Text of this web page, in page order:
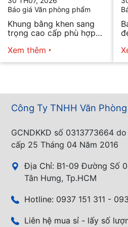
Báo giá Văn phòng phẩm
Khung bằng khen sang
trọng cao cấp phù hợp
Xem thêm
Công Ty TNHH Văn
GCNDKKD số 0313773664
cấp 25 Tháng 04 Năm 2016
Địa Chỉ: B1-09 Đường Số
Tân Hưng, Tp.HCM
Hotline: 0937 151 311 -
Liên hệ mua sỉ - lấy số